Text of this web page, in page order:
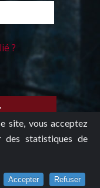
site, vous acceptez
des statistiques de
Accepter Refuser
?